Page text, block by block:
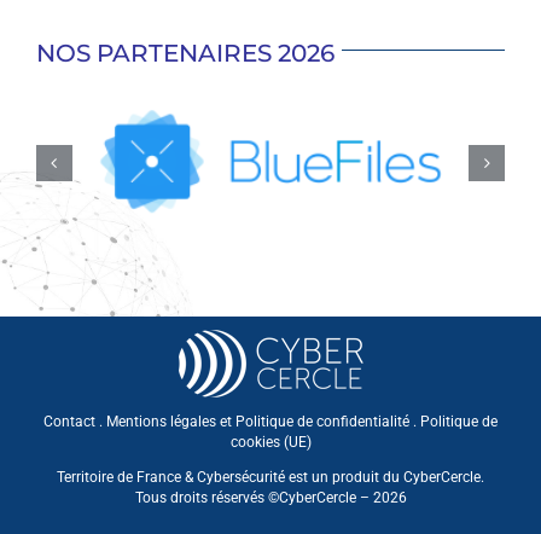
NOS PARTENAIRES 2026
Contact . Mentions légales et Politique de confidentialité . Politique de
cookies (UE)
Territoire de France & Cybersécurité est un produit du CyberCercle.
Tous droits réservés ©CyberCercle – 2026